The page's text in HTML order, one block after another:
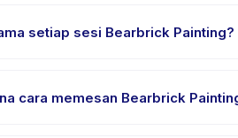
mendapat tantangan yang sesuai.
setiap sesi Bearbrick Painting?
cara memesan Bearbrick